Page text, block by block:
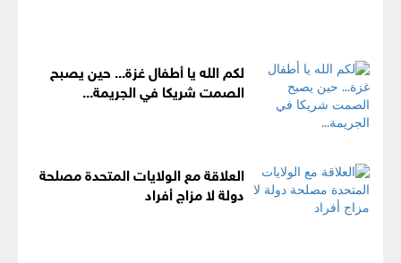
لكم الله يا أطفال غزة... حين يصبح
الصمت شريكا في الجريمة...
العلاقة مع الولايات المتحدة مصلحة
دولة لا مزاج أفراد